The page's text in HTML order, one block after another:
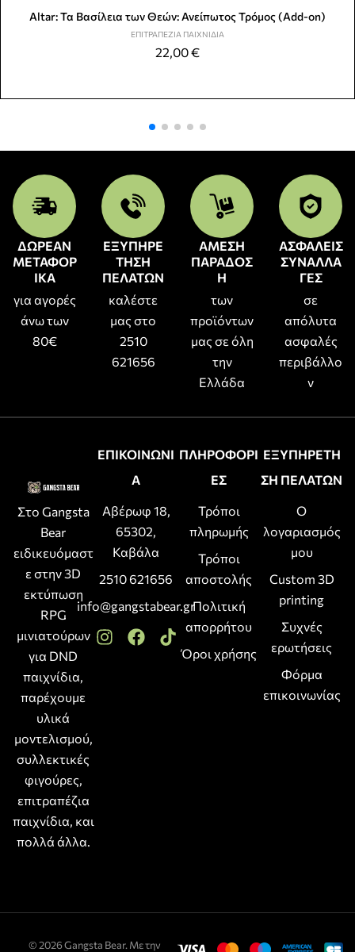
Altar: Τα Βασίλεια των Θεών: Ανείπωτος Τρόμος (Add-on)
ΕΠΙΤΡΑΠΈΖΙΑ ΠΑΙΧΝΊΔΙΑ
22,00€
ΔΩΡΕΑΝ
ΜΕΤΑΦΟΡ
ΙΚΑ
για αγορές
άνω των
80€
ΕΞΥΠΗΡΕ
ΤΗΣΗ
ΠΕΛΑΤΩΝ
καλέστε
μας στο
2510
621656
ΑΜΕΣΗ
ΠΑΡΑΔΟΣ
Η
των
προϊόντων
μας σε όλη
την
Ελλάδα
ΑΣΦΑΛΕΙΣ
ΣΥΝΑΛΛΑ
ΓΕΣ
σε
απόλυτα
ασφαλές
περιβάλλο
ν
Στο Gangsta
Bear
ειδικευόμαστ
ε στην 3D
εκτύπωση
RPG
μινιατούρων
για DND
παιχνίδια,
παρέχουμε
υλικά
μοντελισμού,
συλλεκτικές
φιγούρες,
επιτραπέζια
παιχνίδια, και
πολλά άλλα.
ΕΠΙΚΟΙΝΩΝΙ
Α
Αβέρωφ 18,
65302,
Καβάλα
2510 621656
info@gangstabear.gr
ΠΛΗΡΟΦΟΡΙ
ΕΣ
Τρόποι
πληρωμής
Τρόποι
αποστολής
Πολιτική
απορρήτου
Όροι χρήσης
ΕΞΥΠΗΡΕΤΗ
ΣΗ ΠΕΛΑΤΩΝ
Ο
λογαριασμός
μου
Custom 3D
printing
Συχνές
ερωτήσεις
Φόρμα
επικοινωνίας
© 2026 Gangsta Bear. Με την